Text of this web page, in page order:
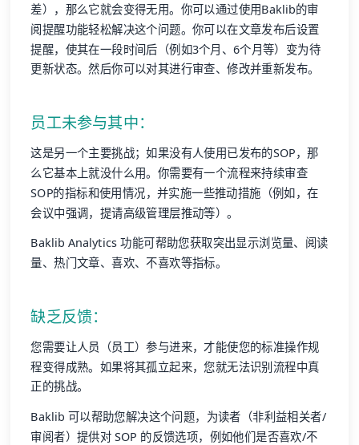
差），那么它就会变得无用。你可以通过使用Baklib的审
阅提醒功能轻松解决这个问题。你可以在文章发布后设置
提醒，使其在一段时间后（例如3个月、6个月等）变为待
更新状态。然后你可以对其进行审查、修改并重新发布。
员工未参与其中：
这是另一个主要挑战；如果没有人使用已发布的SOP，那
么它基本上就没什么用。你需要有一个流程来持续审查
SOP的指标和使用情况，并实施一些推动措施（例如，在
会议中强调，提请高级管理层推动等）。
Baklib Analytics 功能可帮助您获取突出显示浏览量、阅读
量、热门文章、喜欢、不喜欢等指标。
缺乏反馈：
您需要让人员（员工）参与进来，才能使您的标准操作规
程变得成熟。如果将其孤立起来，您就无法识别流程中真
正的挑战。
Baklib 可以帮助您解决这个问题，为读者（非利益相关者/
审阅者）提供对 SOP 的反馈选项，例如他们是否喜欢/不